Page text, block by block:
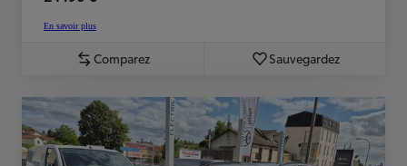
En savoir plus
Comparez Sauvegardez